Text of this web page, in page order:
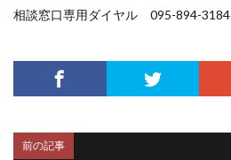
相談窓口専用ダイヤル 095-894-3184
前の記事